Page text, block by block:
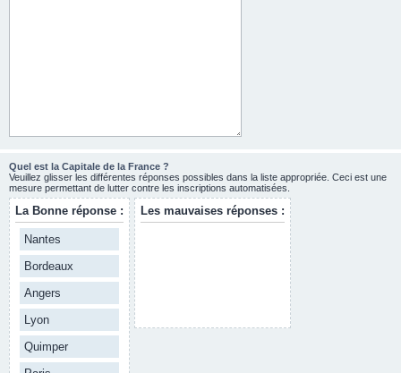
Quel est la Capitale de la France ?
Veuillez glisser les différentes réponses possibles dans la liste appropriée. Ceci est une
mesure permettant de lutter contre les inscriptions automatisées.
La Bonne réponse :
Nantes
Bordeaux
Angers
Lyon
Quimper
Les mauvaises réponses :